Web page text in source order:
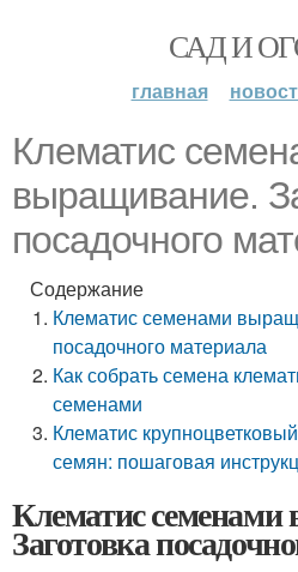
САД И
главная
Клематис
выращивание.
посадочного
Содержание
Клематис семенами
посадочного материала
Как собрать семена
семенами
Клематис
семян: пошаговая
Клематис
Заготовка